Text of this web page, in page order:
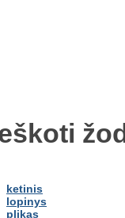
ketinis
lopinys
plikas